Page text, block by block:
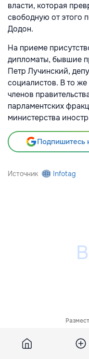
власти, которая
свободную от этого
Додон.
На приеме
дипломаты, бывшие
Петр Лучинский,
социалистов. В то
членов
парламентских
министерства
Подпишитесь
Источник Infotag